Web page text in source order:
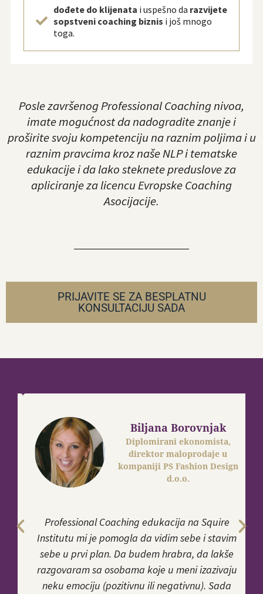
dođete do klijenata i uspešno da razvijete
sopstveni coaching biznis i još mnogo
toga.
Posle završenog Professional Coaching nivoa,
imate mogućnost da nadogradite znanje i
proširite svoju kompetenciju na raznim poljima i u
raznim pravcima kroz naše NLP i tematske
edukacije i da lako steknete preduslove za
apliciranje za licencu Evropske Coaching
Asocijacije.
PRIJAVITE SE ZA BESPLATNU
KONSULTACIJU SADA
Professional Coaching edukacija na Squire
Institutu mi je pomogla da vidim sebe i stavim
sebe u prvi plan. Da budem hrabra, da lakše
razgovaram sa osobama koje u meni izazivaju
neku emociju (pozitivnu ili negativnu). Sada
Biljana Borovnjak
Diplomirani ekonomista,
direktor maloprodaje u
kompaniji PS Fashion Design
d.o.o.